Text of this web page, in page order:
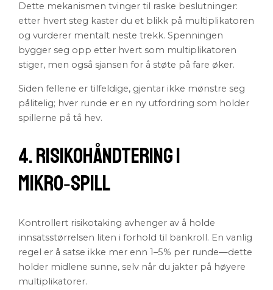
Dette mekanismen tvinger til raske beslutninger:
etter hvert steg kaster du et blikk på multiplikatoren
og vurderer mentalt neste trekk. Spenningen
bygger seg opp etter hvert som multiplikatoren
stiger, men også sjansen for å støte på fare øker.
Siden fellene er tilfeldige, gjentar ikke mønstre seg
pålitelig; hver runde er en ny utfordring som holder
spillerne på tå hev.
4. Risikohåndtering i
Mikro‑Spill
Kontrollert risikotaking avhenger av å holde
innsatsstørrelsen liten i forhold til bankroll. En vanlig
regel er å satse ikke mer enn 1–5% per runde—dette
holder midlene sunne, selv når du jakter på høyere
multiplikatorer.